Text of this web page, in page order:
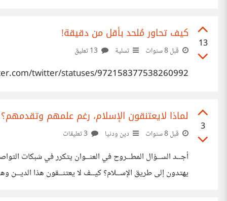
13
كيف تحاور مُلحد بأقل من دقيقة!
قبل 8 سنوات تسلية
twitter/statuses/972158377538260992
3
لماذا لايعتنقون الإسلام، رغم علمهم وتقدمهم؟
قبل 8 سنوات دين ودنيا
أجــد الســؤال المطــروح في العنــوان يتكرر في شبكات
يهتدون إلى طريق الإســلام؟ كيــف لا يعتنــقون هذا الديــن